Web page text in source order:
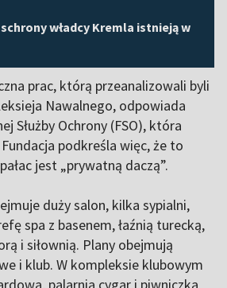
władcy Kremla istnieją w
prac, którą przeanalizowali byli
Nawalnego, odpowiada
Służby Ochrony (FSO), która
podkreśla więc, że to
jest „prywatną daczą”.
duży salon, kilka sypialni,
spa z basenem, łaźnią turecką,
i siłownią. Plany obejmują
i klub. W kompleksie klubowym